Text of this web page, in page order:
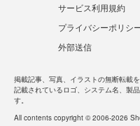
サービス利用規約
プライバシーポリシ
外部送信
掲載記事、写真、イラストの無断転載を
記載されているロゴ、システム名、製
す。
All contents copyright © 2006-2026